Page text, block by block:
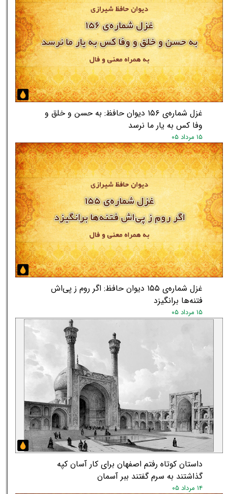
★★
غزل شماره‌ی ۱۵۶ دیوان حافظ: به حسن و خلق و
وفا کس به یار ما نرسد
۱۵ مرداد ۰۵
غزل شماره‌ی ۱۵۵ دیوان حافظ: اگر روم ز پی‌اش
فتنه‌ها برانگیزد
۱۵ مرداد ۰۵
داستان کوتاه رفتم اصفهان برای کار آسان کپه
گذاشتند به سرم گفتند ببر آسمان
۱۴ مرداد ۰۵